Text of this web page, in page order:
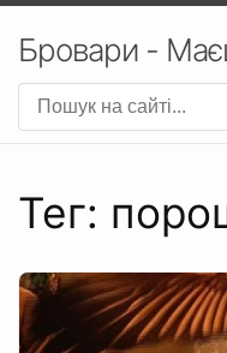
Бровари -
Тег: